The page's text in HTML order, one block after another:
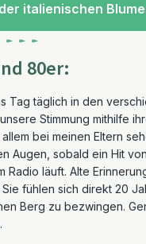
italienischen
80er:
Tag täglich in den
Stimmung mithilfe
bei meinen Eltern
Augen, sobald ein Hit
Radio läuft. Alte
fühlen sich direkt 20
Berg zu bezwingen.